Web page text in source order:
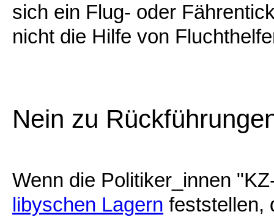
sich ein Flug- oder
nicht die Hilfe von
Nein zu
Wenn die Politiker_innen
libyschen Lagern feststellen,